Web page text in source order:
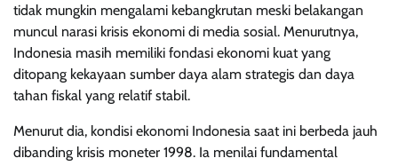
tidak mungkin mengalami kebangkrutan meski belakangan
muncul narasi krisis ekonomi di media sosial. Menurutnya,
Indonesia masih memiliki fondasi ekonomi kuat yang
ditopang kekayaan sumber daya alam strategis dan daya
tahan fiskal yang relatif stabil.
Menurut dia, kondisi ekonomi Indonesia saat ini berbeda jauh
dibanding krisis moneter 1998. Ia menilai fundamental